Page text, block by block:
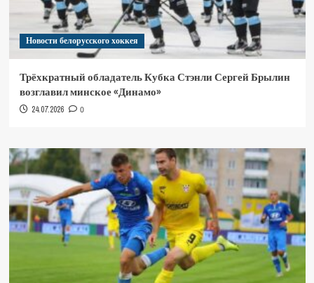
Новости белорусского хоккея
Трёхкратный обладатель Кубка Стэнли Сергей Брылин
возглавил минское «Динамо»
24.07.2026 0